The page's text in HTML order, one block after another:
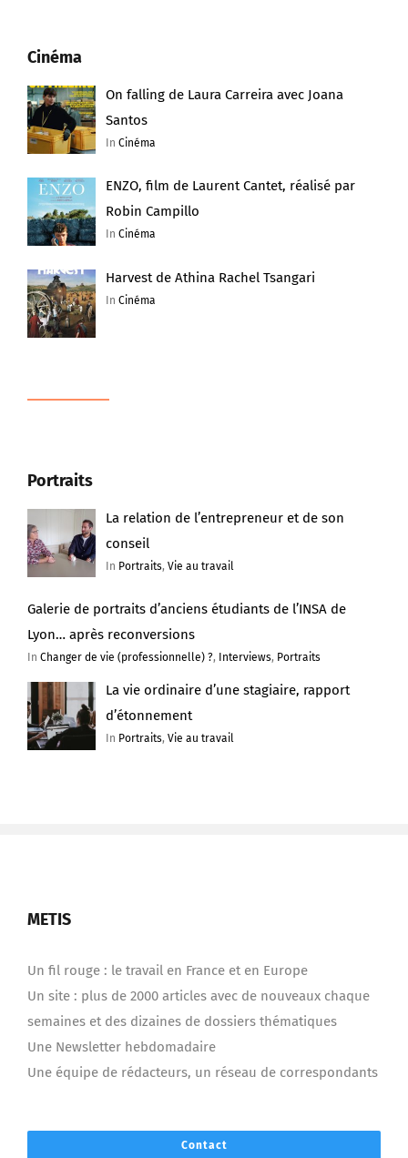
Cinéma
On falling de Laura Carreira avec Joana
Santos
InCinéma
ENZO, film de Laurent Cantet, réalisé par
Robin Campillo
InCinéma
Harvest de Athina Rachel Tsangari
InCinéma
Portraits
La relation de l’entrepreneur et de son
conseil
In Portraits,Vie au travail
Galerie de portraits d’anciens étudiants de l’INSA de
Lyon… après reconversions
In Changer de vie (professionnelle) ?, Interviews, Portraits
La vie ordinaire d’une stagiaire, rapport
d’étonnement
In Portraits,Vie au travail
METIS
Un fil rouge : le travail en France et en Europe
Un site : plus de 2000 articles avec de nouveaux chaque
semaines et des dizaines de dossiers thématiques
Une Newsletter hebdomadaire
Une équipe de rédacteurs, un réseau de correspondants
Contact